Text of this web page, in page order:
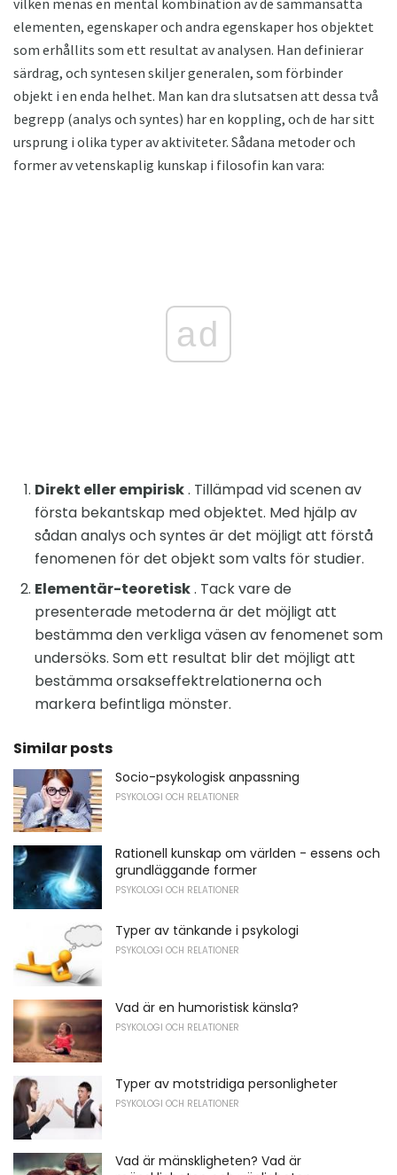
elementen, egenskaper och andra egenskaper hos objektet
som erhållits som ett resultat av analysen. Han definierar
särdrag, och syntesen skiljer generalen, som förbinder
objekt i en enda helhet. Man kan dra slutsatsen att dessa två
begrepp (analys och syntes) har en koppling, och de har sitt
ursprung i olika typer av aktiviteter. Sådana metoder och
former av vetenskaplig kunskap i filosofin kan vara:
ad
Direkt eller empirisk. Tillämpad vid scenen av
första bekantskap med objektet. Med hjälp av
sådan analys och syntes är det möjligt att förstå
fenomenen för det objekt som valts för studier.
Elementär-teoretisk. Tack vare de
presenterade metoderna är det möjligt att
bestämma den verkliga väsen av fenomenet som
undersöks. Som ett resultat blir det möjligt att
bestämma orsakseffektrelationerna och
markera befintliga mönster.
Similar posts
Socio-psykologisk anpassning
PSYKOLOGI OCH RELATIONER
Rationell kunskap om världen - essens och
grundläggande former
PSYKOLOGI OCH RELATIONER
Typer av tänkande i psykologi
PSYKOLOGI OCH RELATIONER
Vad är en humoristisk känsla?
PSYKOLOGI OCH RELATIONER
Typer av motstridiga personligheter
PSYKOLOGI OCH RELATIONER
Vad är mänskligheten? Vad är